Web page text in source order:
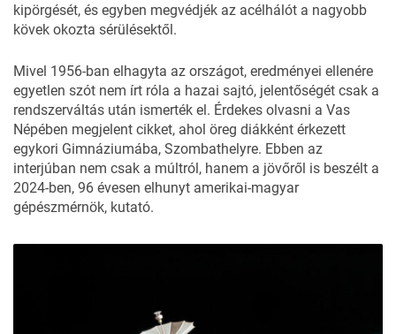
kipörgését, és egyben megvédjék az acélhálót a nagyobb
kövek okozta sérülésektől.
Mivel 1956-ban elhagyta az országot, eredményei ellenére
egyetlen szót nem írt róla a hazai sajtó, jelentőségét csak a
rendszerváltás után ismerték el. Érdekes olvasni a Vas
Népében megjelent cikket, ahol öreg diákként érkezett
egykori Gimnáziumába, Szombathelyre. Ebben az
interjúban nem csak a múltról, hanem a jövőről is beszélt a
2024-ben, 96 évesen elhunyt amerikai-magyar
gépészmérnök, kutató.